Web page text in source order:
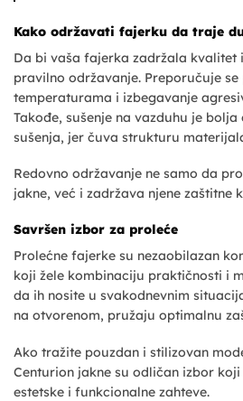
Kako održavati fajerku da traje
Da bi vaša fajerka zadržala kvalitet
pravilno održavanje. Preporučuje se
temperaturama i izbegavanje
Takođe, sušenje na vazduhu je
sušenja, jer čuva strukturu
Redovno održavanje ne samo da
jakne, već i zadržava njene zaštitne
Savršen izbor za proleće
Prolećne fajerke su nezaobilazan
koji žele kombinaciju praktičnosti i
da ih nosite u svakodnevnim
na otvorenom, pružaju optimalnu
Ako tražite pouzdan i stilizovan
Centurion jakne su odličan izbor
estetske i funkcionalne zahteve.